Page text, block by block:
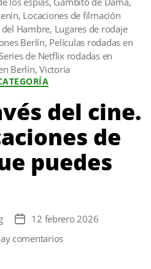
, Locaciones de filmación
Hambre, Lugares de rodaje
Berlín, Películas rodadas en
Series de Netflix rodadas en
Berlín,Victoria
del cine.
de
puedes
Fecha12 febrero 2026
comentariosen